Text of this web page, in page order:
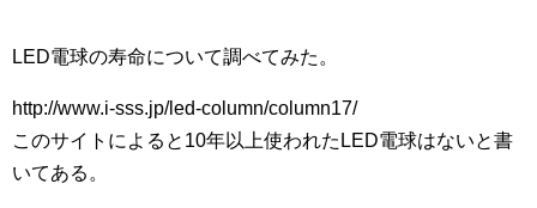
LED電球の寿命について調べてみた。
http://www.i-sss.jp/led-column/column17/
このサイトによると10年以上使われたLED電球はないと書
いてある。